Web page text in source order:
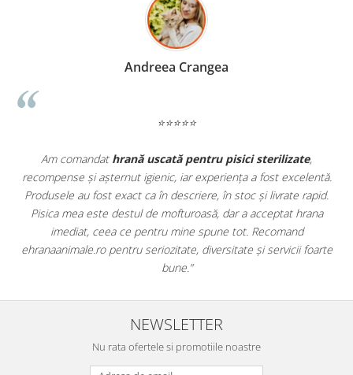
rapid.
foarte
Madalina Stancea
⭐⭐⭐⭐⭐
Apreciez foarte mult faptul că peehranaanimale.ro
doar hrană, ci și produse dinfarmacia veterinară
antiparazitare, suplimente și soluții de îngrijire. Este
comod să pot comanda tot ce am nevoie pentru animalul
dintr-un singur loc. Livrarea a fost rapidă, iar produsele au
originale și în termen. Magazin serios, bine organizat și
pentru orice stăpân de animale.
NEWSLETTER
Nu rata ofertele si promotiile noastre